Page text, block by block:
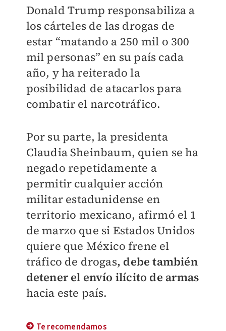
Donald Trump responsabiliza a
los cárteles de las drogas de
estar “matando a 250 mil o 300
mil personas” en su país cada
año, y ha reiterado la
posibilidad de atacarlos para
combatir el narcotráfico.
Por su parte, la presidenta
Claudia Sheinbaum, quien se ha
negado repetidamente a
permitir cualquier acción
militar estadunidense en
territorio mexicano, afirmó el 1
de marzo que si Estados Unidos
quiere que México frene el
tráfico de drogas, debe también
detener el envío ilícito de armas
hacia este país.
Te recomendamos